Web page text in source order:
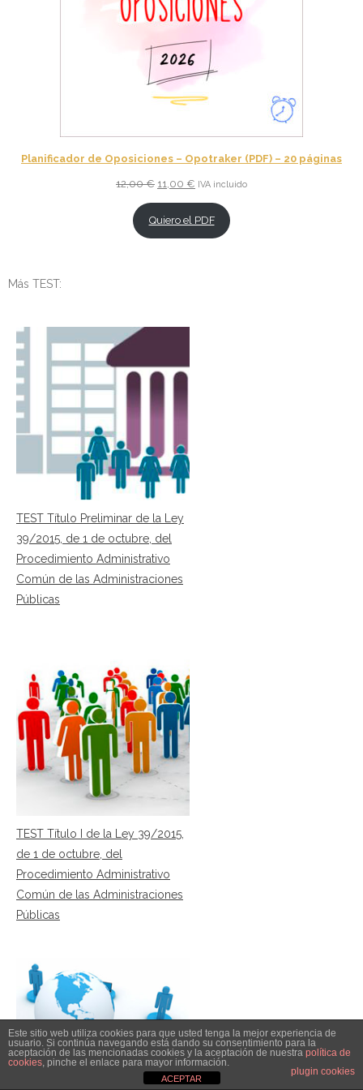
Planificador de Oposiciones – Opotraker (PDF) – 20 páginas
12,00€ El
precio
original
era:
11,00 € El
precio
actual
es:
IVA incluido
Quiero el PDF
Más TEST:
TEST Título Preliminar de la Ley
39/2015, de 1 de octubre, del
Procedimiento Administrativo
Común de las Administraciones
Públicas
TEST Título I de la Ley 39/2015,
de 1 de octubre, del
Procedimiento Administrativo
Común de las Administraciones
Públicas
Este sitio web utiliza cookies para que usted tenga la mejor experiencia de
usuario. Si continúa navegando está dando su consentimiento para la
aceptación de las mencionadas cookies y la aceptación de nuestra política de
cookies, pinche el enlace para mayor información.
plugin cookies
ACEPTAR